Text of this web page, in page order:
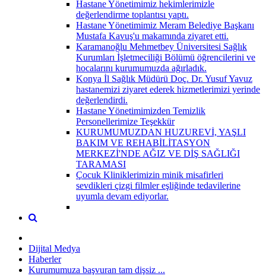
Hastane Yönetimimiz hekimlerimizle
değerlendirme toplantısı yaptı.
Hastane Yönetimimiz Meram Belediye Başkanı
Mustafa Kavuş'u makamında ziyaret etti.
Karamanoğlu Mehmetbey Üniversitesi Sağlık
Kurumları İşletmeciliği Bölümü öğrencilerini ve
hocalarını kurumumuzda ağırladık.
Konya İl Sağlık Müdürü Doç. Dr. Yusuf Yavuz
hastanemizi ziyaret ederek hizmetlerimizi yerinde
değerlendirdi.
Hastane Yönetimimizden Temizlik
Personellerimize Teşekkür
KURUMUMUZDAN HUZUREVİ, YAŞLI
BAKIM VE REHABİLİTASYON
MERKEZİ'NDE AĞIZ VE DİŞ SAĞLIĞI
TARAMASI
Çocuk Kliniklerimizin minik misafirleri
sevdikleri çizgi filmler eşliğinde tedavilerine
uyumla devam ediyorlar.
Dijital Medya
Haberler
Kurumumuza başvuran tam dişsiz ...